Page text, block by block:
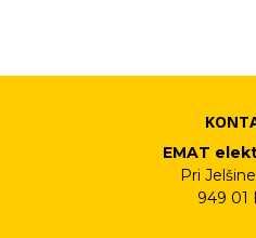
EMAT
Pri
949 01